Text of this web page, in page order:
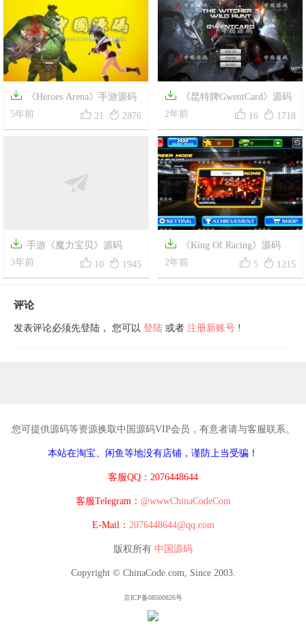

《Heroes Arena》手游源码
5年前
 21  2876

《昆特牌GwentCard》源码
2年前
 16  1718
 手游《魔力宝贝》源码
3年前
 10  1945

《King Of Racing》源码
2年前
 5  1215
评论
发表评论必须先登陆， 您可以 登陆 或者 注册新账号 !
您可提供源码等资源换取中国源码VIP会员，有意者请与客服联系。
本站在淘宝、闲鱼等地没有店铺，谨防上当受骗！
客服QQ：2076448644
客服Telegram： @wwwChinaCodeCom
E-Mail： 2076448644@qq.com
版权所有 中国源码
Copyright © ChinaCode.com, Since 2003.
京ICP备08500826号